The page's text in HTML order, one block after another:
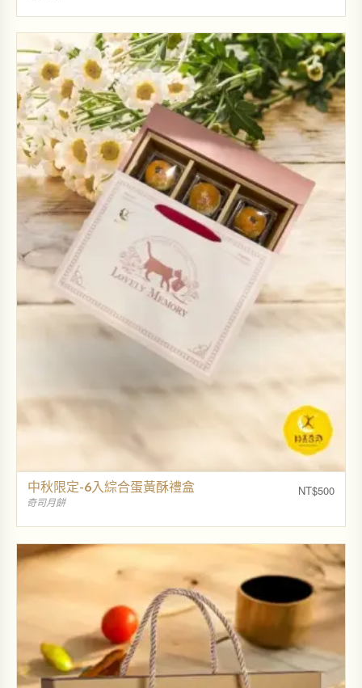
NT$500
中秋限定-6入綜合蛋黃酥禮盒
奇司月餅